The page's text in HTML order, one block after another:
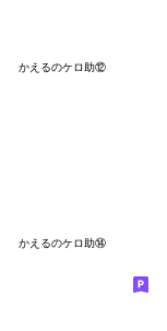
かえるのケロ助⑫
かえるのケロ助⑭